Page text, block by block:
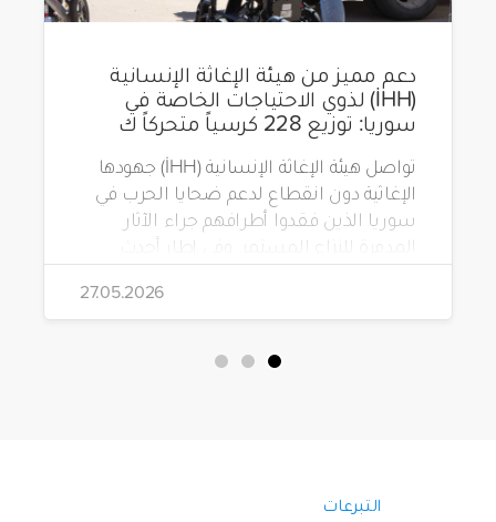
دعم مميز من هيئة الإغاثة الإنسانية
(İHH) لذوي الاحتياجات الخاصة في
سوريا: توزيع 228 كرسياً متحركاً ك
تواصل هيئة الإغاثة الإنسانية (İHH) جهودها
الإغاثية دون انقطاع لدعم ضحايا الحرب في
سوريا الذين فقدوا أطرافهم جراء الآثار
المدمرة للنزاع المستمر. وفي إطار أحدث
مشاريعها، قامت الهيئة بتوزيع 228 كرسياً
متحركاً كهربائياً على أشخاص من ذوي
الاحتياجات الخاصة يعيشون في ظروف
قاسية بمناطق دمشق، وحلب، وحماة،
27.05.2026
التبرعات